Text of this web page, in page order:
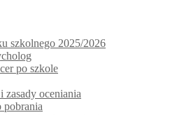
szkolnego 2025/2026
po szkole
zasady oceniania
pobrania